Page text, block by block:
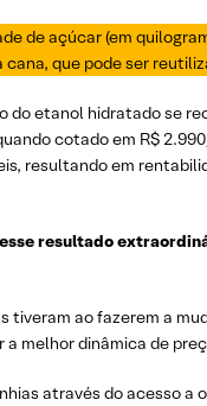
de açúcar (em
que pode ser
do etanol hidratado se
cotado em R$
resultando em
resultado
tiveram ao fazerem a
melhor dinâmica de
através do acesso a